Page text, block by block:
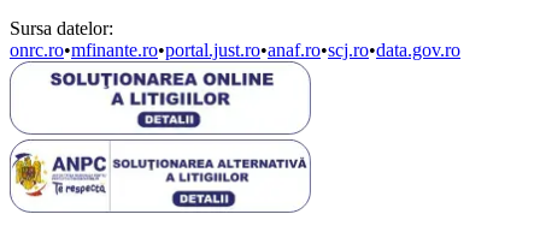
Sursa datelor:
onrc.ro•mfinante.ro•portal.just.ro•anaf.ro•scj.ro•data.gov.ro